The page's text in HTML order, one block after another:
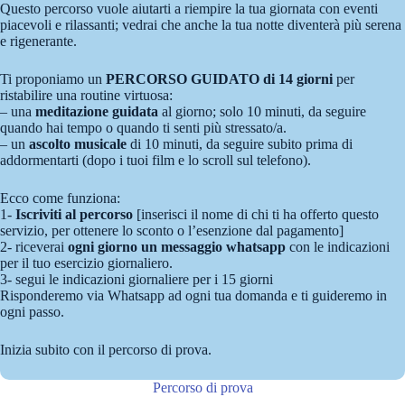
Questo percorso vuole aiutarti a riempire la tua giornata con eventi
piacevoli e rilassanti; vedrai che anche la tua notte diventerà più serena
e rigenerante.
Ti proponiamo un PERCORSO GUIDATO di 14 giorni per
ristabilire una routine virtuosa:
– una meditazione guidata al giorno; solo 10 minuti, da seguire
quando hai tempo o quando ti senti più stressato/a.
– un ascolto musicale di 10 minuti, da seguire subito prima di
addormentarti (dopo i tuoi film e lo scroll sul telefono).
Ecco come funziona:
1- Iscriviti al percorso [inserisci il nome di chi ti ha offerto questo
servizio, per ottenere lo sconto o l’esenzione dal pagamento]
2- riceverai ogni giorno un messaggio whatsapp con le indicazioni
per il tuo esercizio giornaliero.
3- segui le indicazioni giornaliere per i 15 giorni
Risponderemo via Whatsapp ad ogni tua domanda e ti guideremo in
ogni passo.
Inizia subito con il percorso di prova.
Percorso di prova